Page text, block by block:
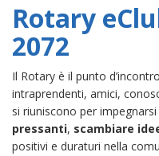
Rotary
2072
Il Rotary è il punto
intraprendenti, amici,
si riuniscono per impegnarsi
pressanti, scambiare
positivi e duraturi nella